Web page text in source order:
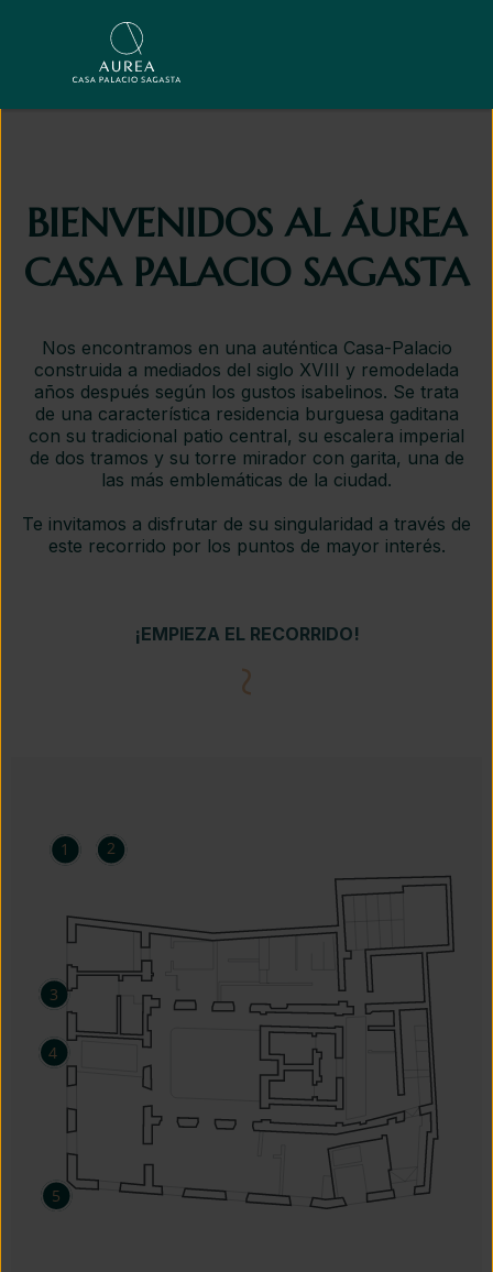
BIENVENIDOS AL ÁUREA
CASA PALACIO SAGASTA​
Nos encontramos en una auténtica Casa-Palacio
construida a mediados del siglo XVIII y remodelada
años después según los gustos isabelinos. Se trata
de una característica residencia burguesa gaditana
con su tradicional patio central, su escalera imperial
de dos tramos y su torre mirador con garita, una de
las más emblemáticas de la ciudad.​​
Te invitamos a disfrutar de su singularidad a través de
este recorrido por los puntos de mayor interés.​
¡EMPIEZA EL RECORRIDO!
1 2
3
4
5